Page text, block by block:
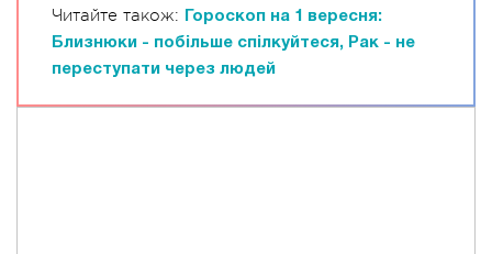
Читайте також:
Гороскоп на 1 вересня:
Близнюки - побільше спілкуйтеся, Рак - не
переступати через людей